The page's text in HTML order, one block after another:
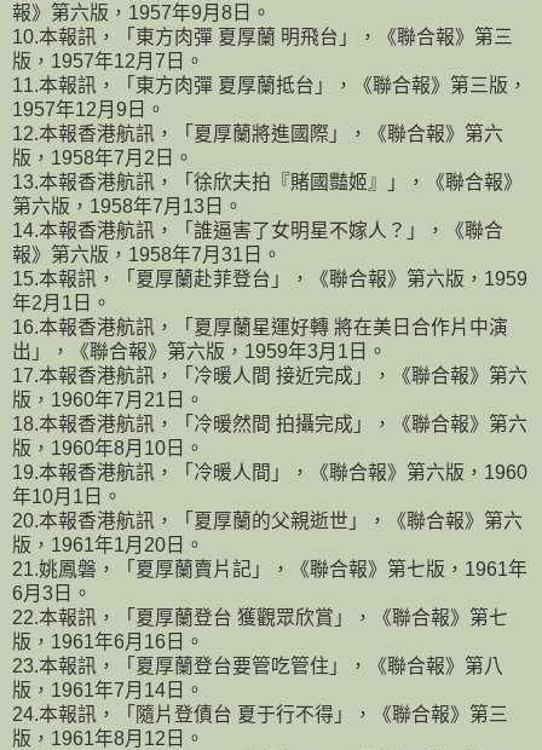
報》第六版，1957年9月8日。
10.本報訊，「東方肉彈 夏厚蘭 明飛台」，《聯合報》第三
版，1957年12月7日。
11.本報訊，「東方肉彈 夏厚蘭抵台」，《聯合報》第三版，
1957年12月9日。
12.本報香港航訊，「夏厚蘭將進國際」，《聯合報》第六
版，1958年7月2日。
13.本報香港航訊，「徐欣夫拍『賭國豔姬』」，《聯合報》
第六版，1958年7月13日。
14.本報香港航訊，「誰逼害了女明星不嫁人？」，《聯合
報》第六版，1958年7月31日。
15.本報訊，「夏厚蘭赴菲登台」，《聯合報》第六版，1959
年2月1日。
16.本報香港航訊，「夏厚蘭星運好轉 將在美日合作片中演
出」，《聯合報》第六版，1959年3月1日。
17.本報香港航訊，「冷暖人間 接近完成」，《聯合報》第六
版，1960年7月21日。
18.本報香港航訊，「冷暖然間 拍攝完成」，《聯合報》第六
版，1960年8月10日。
19.本報香港航訊，「冷暖人間」，《聯合報》第六版，1960
年10月1日。
20.本報香港航訊，「夏厚蘭的父親逝世」，《聯合報》第六
版，1961年1月20日。
21.姚鳳磐，「夏厚蘭賣片記」，《聯合報》第七版，1961年
6月3日。
22.本報訊，「夏厚蘭登台 獲觀眾欣賞」，《聯合報》第七
版，1961年6月16日。
23.本報訊，「夏厚蘭登台要管吃管住」，《聯合報》第八
版，1961年7月14日。
24.本報訊，「隨片登債台 夏于行不得」，《聯合報》第三
版，1961年8月12日。